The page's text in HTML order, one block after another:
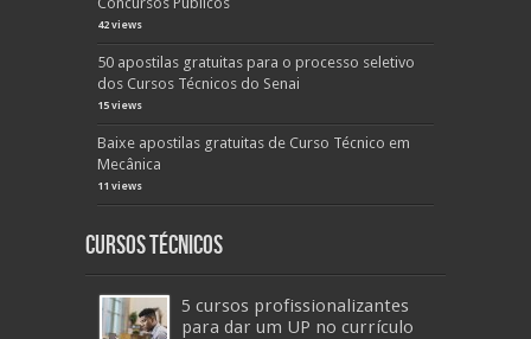
42 views
50 apostilas gratuitas para o processo seletivo
dos Cursos Técnicos do Senai
15 views
Baixe apostilas gratuitas de Curso Técnico em
Mecânica
11 views
Cursos Técnicos
5 cursos profissionalizantes
para dar um UP no currículo